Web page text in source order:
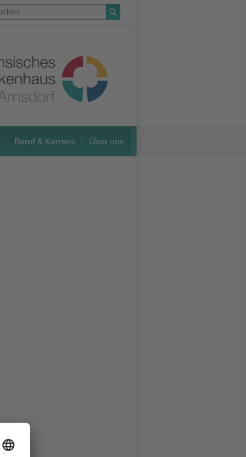
Beruf & Karriere Über uns